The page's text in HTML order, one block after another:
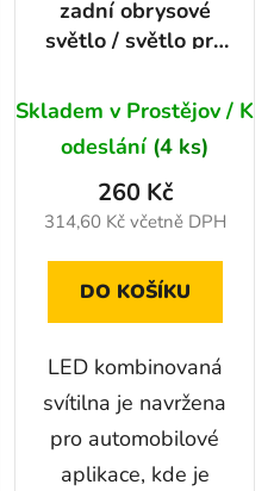
zadní obrysové
světlo / světlo pro
registrační značky
Skladem v Prostějov / K
odeslání (4 ks)
314,60 Kč včetně DPH
260 Kč
DO KOŠÍKU
LED kombinovaná
svítilna je navržena
pro automobilové
aplikace, kde je